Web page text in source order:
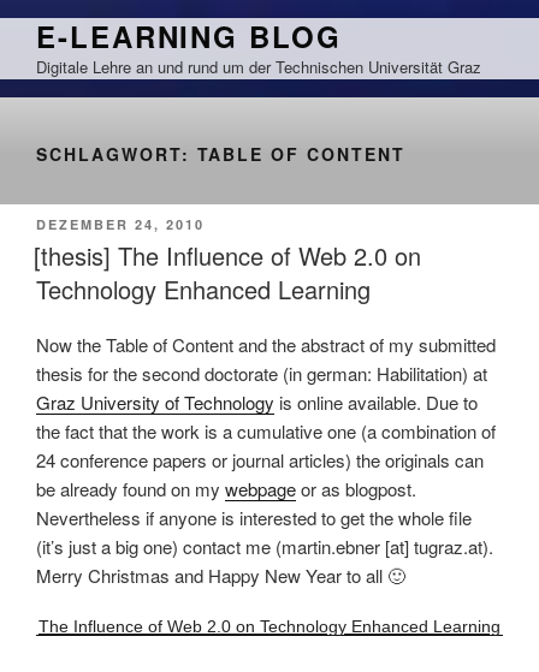
Zum
springen
E-LEARNING BLOG
Digitale Lehre an und rund um der Technischen Universität Graz
SCHLAGWORT: TABLE OF CONTENT
VERÖFFENTLICHT
AM
DEZEMBER 24, 2010
[thesis] The Influence of Web 2.0 on
Technology Enhanced Learning
Now the Table of Content and the abstract of my submitted
thesis for the second doctorate (in german: Habilitation) at
Graz University of Technology is online available. Due to
the fact that the work is a cumulative one (a combination of
24 conference papers or journal articles) the originals can
be already found on my webpageor as blogpost.
Nevertheless if anyone is interested to get the whole file
(it’s just a big one) contact me (martin.ebner [at] tugraz.at).
Merry Christmas and Happy New Year to all 🙂
The Influence of Web 2.0 on Technology Enhanced Learning